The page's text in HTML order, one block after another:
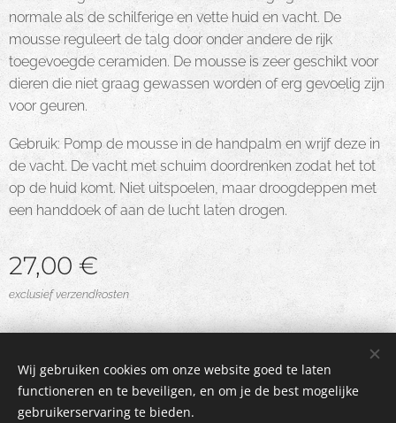
normale als de schilferige en vette huid en vacht. De
mousse reguleert de talg door onder andere de rijk
toegevoegde ceramiden. De mousse is zeer geschikt voor
dieren die niet graag gewassen worden of erg gevoelig zijn
voor geuren.
Gebruik: Pomp de mousse in de handpalm en wrijf deze in
de vacht. De vacht met schuim doordrenken zodat het tot
op de huid komt. Niet uitspoelen, maar droogdeppen met
een handdoek of aan de lucht laten drogen.
27,00 €
exclusief verzendkosten
Privacybeleid
Algemene Voorwaarden Cookies
Wij gebruiken cookies om onze website goed te laten
functioneren en te beveiligen, en om je de best mogelijke
gebruikerservaring te bieden.